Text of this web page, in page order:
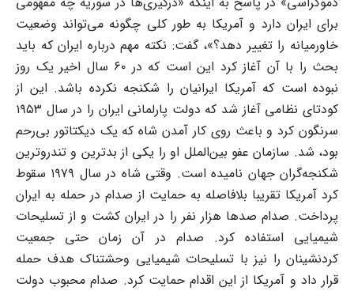
برای ایران دارد و آمریکا به طور کلی چگونه می‌تواند وضعیت
خاورمیانه را تغییر دهد؟»، گفت: نکته مهم درباره ایران که باید
بحث را با آن آغاز کرد این است که در ۶۰ سال اخیر یک روز
نبوده است که آمریکا ایرانیان را شکنجه نکرده باشد. این از
کودتای نظامی آغاز شد که دولت پارلمانی ایران را در سال ۱۹۵۳
سرنگون کرد و باعث روی کار آمدن شاه که یک دیکتاتور بی‌رحم
بود، شد. سازمان عفو بین‌الملل او را یکی از بد‌ترین و تندرو‌ترین
شکنجه‌گران جهان نامیده است. وقتی شاه در سال ۱۹۷۹ سقوط
کرد آمریکا تقریبا بلافاصله به حمایت از صدام در حمله به ایران
پرداخت. صدام صد‌ها هزار نفر را در ایران کشت و از تسلیحات
شیمیایی استفاده کرد. صدام در آن زمان حتی جمعیت
کردنشینان را نیز با تسلیحات شیمیایی وحشتناک هدف حمله
قرار داد و آمریکا از این اقدام حمایت کرد. صدام محبوب دولت